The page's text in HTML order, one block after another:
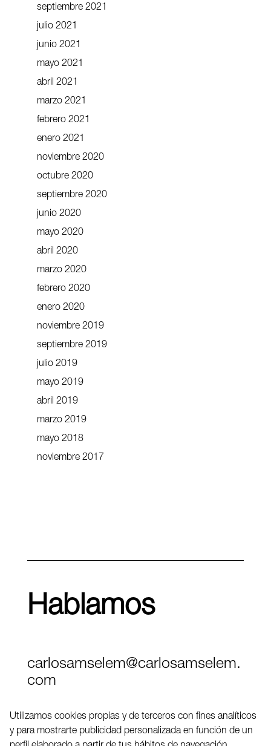
septiembre 2021
julio 2021
junio 2021
mayo 2021
abril 2021
marzo 2021
febrero 2021
enero 2021
noviembre 2020
octubre 2020
septiembre 2020
junio 2020
mayo 2020
abril 2020
marzo 2020
febrero 2020
enero 2020
noviembre 2019
septiembre 2019
julio 2019
mayo 2019
abril 2019
marzo 2019
mayo 2018
noviembre 2017
Hablamos
carlosamselem@carlosamselem.
com
Twitter
Utilizamos cookies propias y de terceros con fines analíticos
y para mostrarte publicidad personalizada en función de un